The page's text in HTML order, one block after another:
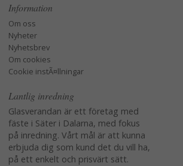
Information
Om oss
Nyheter
Nyhetsbrev
Om cookies
Cookie instÃ¤llningar
Lantlig inredning
Glasverandan är ett företag med
fäste i Säter i Dalarna, med fokus
på inredning. Vårt mål är att kunna
erbjuda dig som kund det du vill ha,
på ett enkelt och prisvärt sätt.